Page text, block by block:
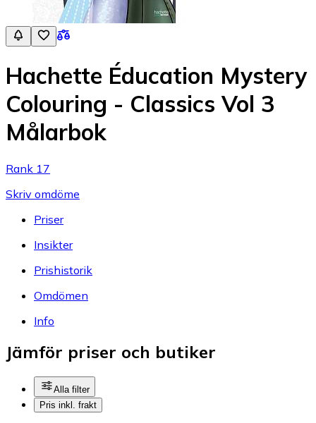
Hachette Éducation Mystery
Colouring - Classics Vol 3
Målarbok
Rank 17
Skriv omdöme
Priser
Insikter
Prishistorik
Omdömen
Info
Jämför priser och butiker
Alla filter
Pris inkl. frakt